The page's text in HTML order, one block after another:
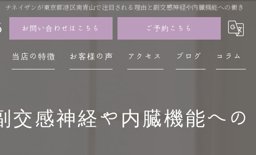
チネイザンが東京都港区南青山で注目される理由と副交感神経や内臓機能への働き
お問い合わせはこちら ご予約こちら
当店の特徴
自律神経
お客様の声 アクセス ブログ コラム
交感神経や内臓機能への